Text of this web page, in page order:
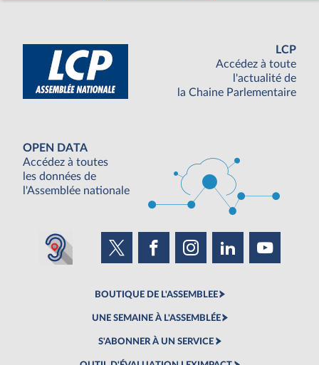
LCP
Accédez à toute
l'actualité de
la Chaine Parlementaire
OPEN DATA
Accédez à toutes
les données de
l'Assemblée nationale
BOUTIQUE DE L'ASSEMBLEE
UNE SEMAINE À L'ASSEMBLÉE
S'ABONNER À UN SERVICE